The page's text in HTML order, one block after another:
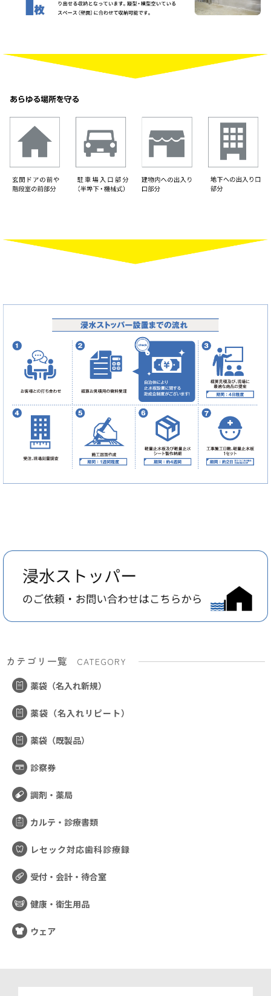
カテゴリ一覧
CATEGORY
薬袋（名入れ新規）
薬袋（名入れリピート）
薬袋（既製品）
診察券
調剤・薬局
カルテ・診療書類
レセック対応歯科診療録
受付・会計・待合室
健康・衛生用品
ウェア